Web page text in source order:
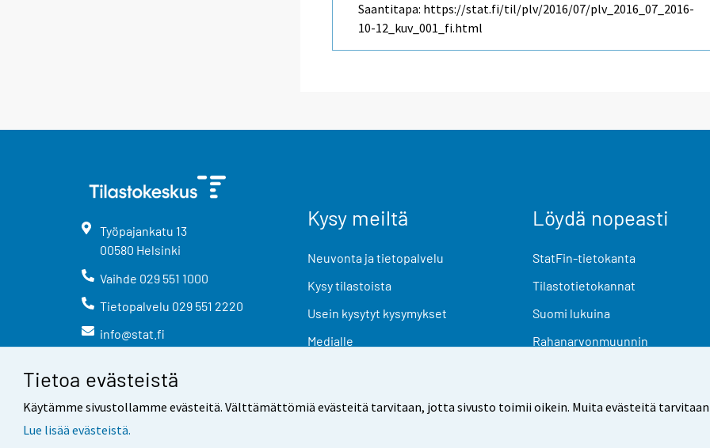
Tietoa evästeistä
Käytämme sivustollamme evästeitä. Välttämättömiä evästeitä tarvitaan, jotta sivusto toimii oikein. Muita evästeitä
Lue lisää evästeistä.
Saantitapa: https://stat.fi/til/plv/2016/07/plv_2016_07_2016-
10-12_kuv_001_fi.html
Työpajankatu 13
00580 Helsinki
Vaihde 029 551 1000
Tietopalvelu 029 551 2220
info@stat.fi
Kysy meiltä
Neuvonta ja tietopalvelu
Kysy tilastoista
Usein kysytyt kysymykset
Medialle
Löydä nopeasti
StatFin-tietokanta
Tilastotietokannat
Suomi lukuina
Rahanarvonmuunnin